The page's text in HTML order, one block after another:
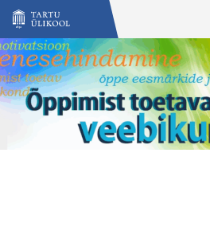
Liigu edasi põhisisu juurde